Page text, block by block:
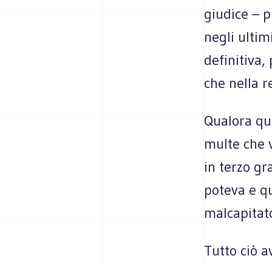
giudice –
negli
definitiva,
che nella
Qualora
multe che
in terzo
poteva e
Tutto ciò